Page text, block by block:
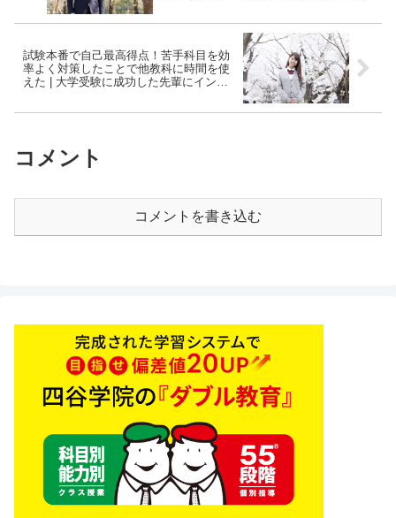
試験本番で自己最高得点！苦手科目を効
率よく対策したことで他教科に時間を使
えた | 大学受験に成功した先輩にインタ
コメント
コメントを書き込む